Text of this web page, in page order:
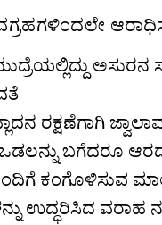
ಅಸುರನ
ರಕ್ಷಣೆಗಾಗಿ
ಒಡಲನ್ನು ಬಗೆದರೂ
ಕಂಗೊಳಿಸುವ
ಉದ್ಧರಿಸಿದ ವರಾಹ